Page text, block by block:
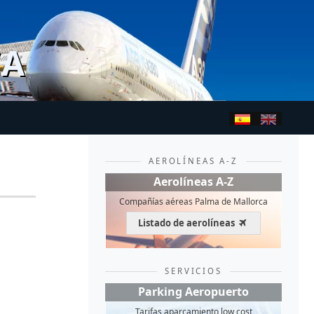
AEROLÍNEAS A-Z
Aerolíneas A-Z
Compañías aéreas Palma de Mallorca
Listado de aerolíneas
SERVICIOS
Parking Aeropuerto
Tarifas aparcamiento low cost